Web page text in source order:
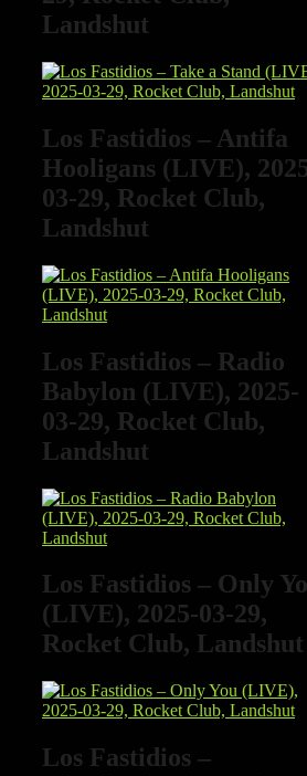
Landshut
Los Fastidios – Antifa
Hooligans (LIVE),
03-29, Rocket Club,
Landshut
Los Fastidios – Radio
Babylon (LIVE), 2025-
03-29, Rocket Club,
Landshut
Los Fastidios – Only
(LIVE), 2025-03-29,
Rocket Club, Landshut
Los Fastidios –